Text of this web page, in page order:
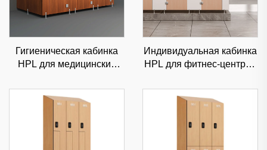
Гигиеническая кабинка
HPL для медицинских
влагостойкая
коммерческая
Индивидуальная кабинка
HPL для фитнес-центров
коммерческая
перегородка